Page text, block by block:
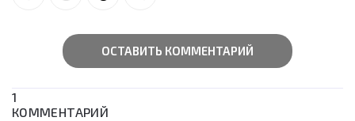
ОСТАВИТЬ КОММЕНТАРИЙ
1
КОММЕНТАРИЙ